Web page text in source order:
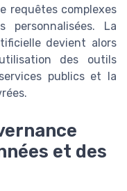
requêtes complexes
La
devient alors
des outils
publics et la
et des